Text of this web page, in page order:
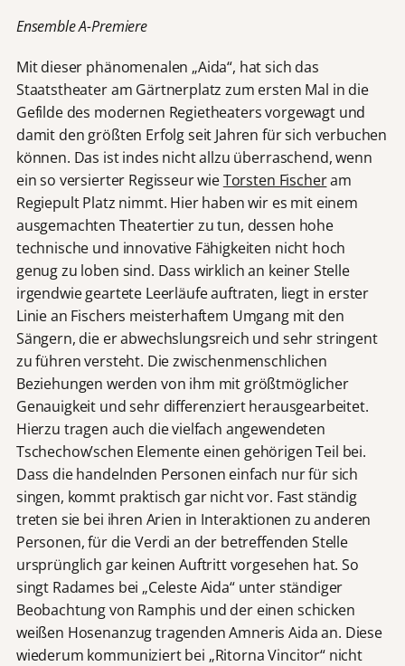
Ensemble A-Premiere
Mit dieser phänomenalen „Aida“, hat sich das
Staatstheater am Gärtnerplatz zum ersten Mal in die
Gefilde des modernen Regietheaters vorgewagt und
damit den größten Erfolg seit Jahren für sich verbuchen
können. Das ist indes nicht allzu überraschend, wenn
ein so versierter Regisseur wieTorsten Fischeram
Regiepult Platz nimmt. Hier haben wir es mit einem
ausgemachten Theatertier zu tun, dessen hohe
technische und innovative Fähigkeiten nicht hoch
genug zu loben sind. Dass wirklich an keiner Stelle
irgendwie geartete Leerläufe auftraten, liegt in erster
Linie an Fischers meisterhaftem Umgang mit den
Sängern, die er abwechslungsreich und sehr stringent
zu führen versteht. Die zwischenmenschlichen
Beziehungen werden von ihm mit größtmöglicher
Genauigkeit und sehr differenziert herausgearbeitet.
Hierzu tragen auch die vielfach angewendeten
Tschechow’schen Elemente einen gehörigen Teil bei.
Dass die handelnden Personen einfach nur für sich
singen, kommt praktisch gar nicht vor. Fast ständig
treten sie bei ihren Arien in Interaktionen zu anderen
Personen, für die Verdi an der betreffenden Stelle
ursprünglich gar keinen Auftritt vorgesehen hat. So
singt Radames bei „Celeste Aida“ unter ständiger
Beobachtung von Ramphis und der einen schicken
weißen Hosenanzug tragenden Amneris Aida an. Diese
wiederum kommuniziert bei „Ritorna Vincitor“ nicht